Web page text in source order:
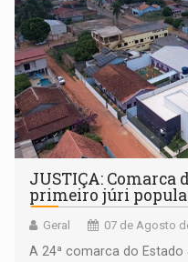
JUSTIÇA: Comarca
primeiro júri
Geral 07 de Agosto
A 24ª comarca do